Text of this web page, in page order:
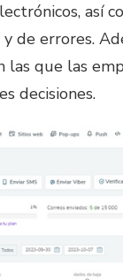
así
de errores.
las que las
decisiones.